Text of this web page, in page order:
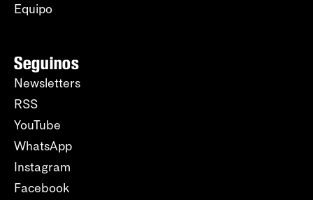
Equipo
Seguinos
Newsletters
RSS
YouTube
WhatsApp
Instagram
Facebook